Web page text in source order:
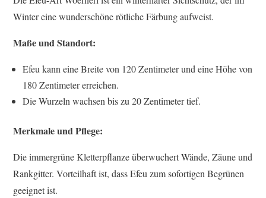
Winter eine wunderschöne rötliche Färbung aufweist.
Maße und Standort:
Efeu kann eine Breite von 120 Zentimeter und eine Höhe von
180 Zentimeter erreichen.
Die Wurzeln wachsen bis zu 20 Zentimeter tief.
Merkmale und Pflege:
Die immergrüne Kletterpflanze überwuchert Wände, Zäune und
Rankgitter. Vorteilhaft ist, dass Efeu zum sofortigen Begrünen
geeignet ist.